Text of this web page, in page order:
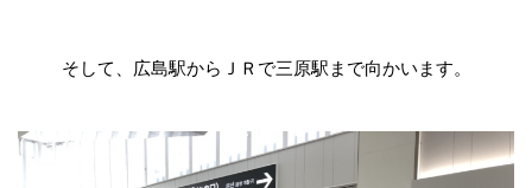
そして、広島駅からＪＲで三原駅まで向かいます。